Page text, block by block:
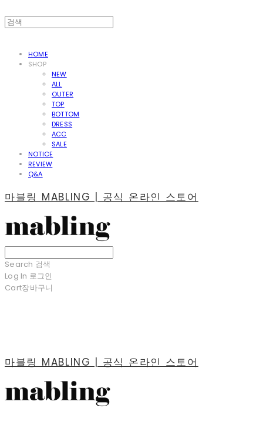
HOME
SHOP
NEW
ALL
OUTER
TOP
BOTTOM
DRESS
ACC
SALE
NOTICE
REVIEW
Q&A
마블링 MABLING | 공식 온라인 스토어
Search 검색
Log In 로그인
Cart장바구니
마블링 MABLING | 공식 온라인 스토어